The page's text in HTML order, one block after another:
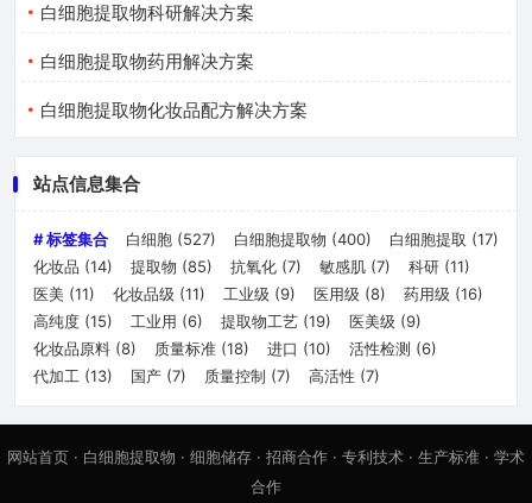
白细胞提取物科研解决方案
白细胞提取物药用解决方案
白细胞提取物化妆品配方解决方案
站点信息集合
# 标签集合 白细胞 (527) 白细胞提取物 (400) 白细胞提取 (17)
化妆品 (14) 提取物 (85) 抗氧化 (7) 敏感肌 (7) 科研 (11)
医美 (11) 化妆品级 (11) 工业级 (9) 医用级 (8) 药用级 (16)
高纯度 (15) 工业用 (6) 提取物工艺 (19) 医美级 (9)
化妆品原料 (8) 质量标准 (18) 进口 (10) 活性检测 (6)
代加工 (13) 国产 (7) 质量控制 (7) 高活性 (7)
网站首页 · 白细胞提取物 · 细胞储存 · 招商合作 · 专利技术 · 生产标准 · 学术
合作